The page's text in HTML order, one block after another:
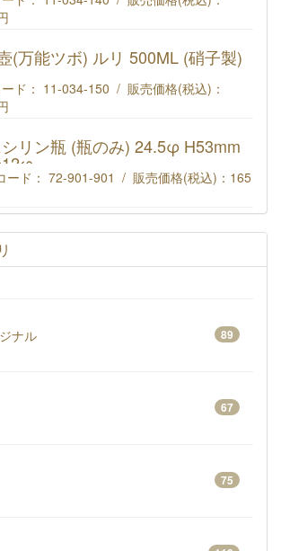
(万能ツボ) ルリ 500ML (硝子製)
ド： 11-034-150 / 販売価格(税込)：
リン瓶 (瓶のみ) 24.5φ H53mm
12φ
ード： 72-901-901 / 販売価格(税込)： 165
ン瓶 (瓶のみ) 24.5φ H53mm 口径12φ
ナル 89
67
75